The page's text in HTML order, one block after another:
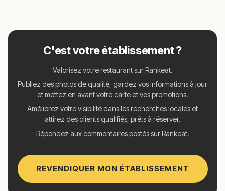
C'est votre établissement ?
Valorisez votre restaurant sur Rankeat.
Publiez des photos de qualité, gardez vos informations à jour
et mettez en avant votre carte et vos promotions.
Améliorez votre visibilité dans les recherches locales et
attirez des clients qualifiés, prêts à réserver.
Répondez aux commentaires postés sur Rankeat.
REVENDIQUER MON ÉTABLISSEMENT